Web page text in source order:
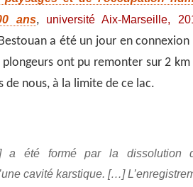
ans, université Aix-Marseille,
a été un jour en
plongeurs ont pu remonter sur 2
de nous, à la limite de ce lac.
a été formé par la dissolution
cavité karstique. […]